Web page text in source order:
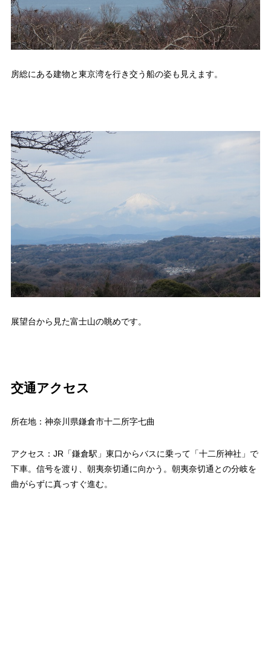
房総にある建物と東京湾を行き交う船の姿も見えます。
展望台から見た富士山の眺めです。
交通アクセス
所在地：神奈川県鎌倉市十二所字七曲
アクセス：JR「鎌倉駅」東口からバスに乗って「十二所神社」で
下車。信号を渡り、朝夷奈切通に向かう。朝夷奈切通との分岐を
曲がらずに真っすぐ進む。